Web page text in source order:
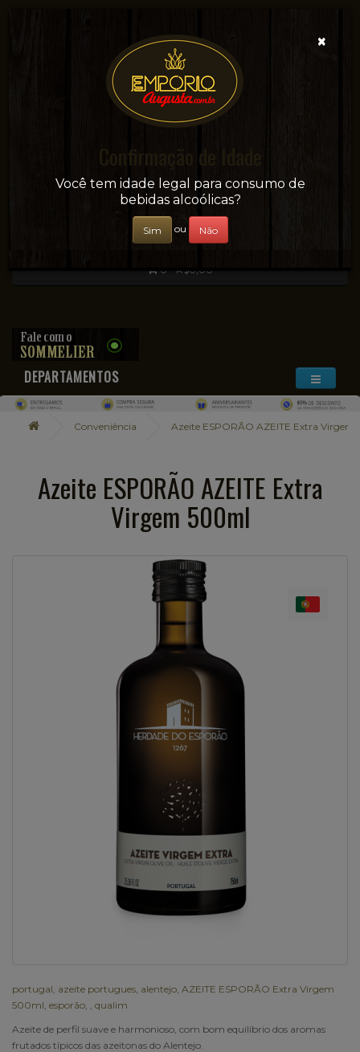
Sua conveniência e adega on-line!
0 - R$0,00
DEPARTAMENTOS
Conveniência Azeite ESPORÃO AZEITE Extra
Azeite ESPORÃO AZEITE Extra
Virgem 500ml
portugal azeite portugues alentejo AZEITE ESPORÃO Extra Virgem
500ml esporão
qualim
Azeite de perfil suave e harmonioso, com bom equilíbrio dos aromas
frutados típicos das azeitonas do Alentejo.
×
Confirmação de Idade
Você tem idade legal para consumo de
bebidas alcoólicas?
Sim ou Não